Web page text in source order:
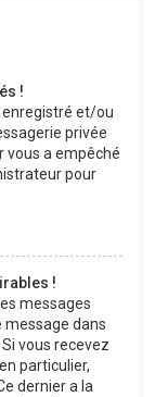
!
enregistré et/ou
privée
vous a empêché
pour
!
messages
message dans
vous recevez
particulier,
dernier a la